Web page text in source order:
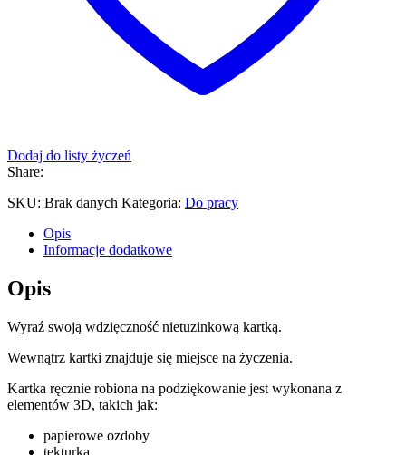
Dodaj do listy życzeń
Share:
SKU: Brak danych Kategoria: Do pracy
Opis
Informacje dodatkowe
Opis
Wyraź swoją wdzięczność nietuzinkową kartką.
Wewnątrz kartki znajduje się miejsce na życzenia.
Kartka ręcznie robiona na podziękowanie jest wykonana z
elementów 3D, takich jak:
papierowe ozdoby
tekturka